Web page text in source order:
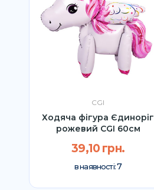
CGI
Ходяча фігура Єдиноріг
рожевий CGI 60см
39,10 грн.
в наявності:7